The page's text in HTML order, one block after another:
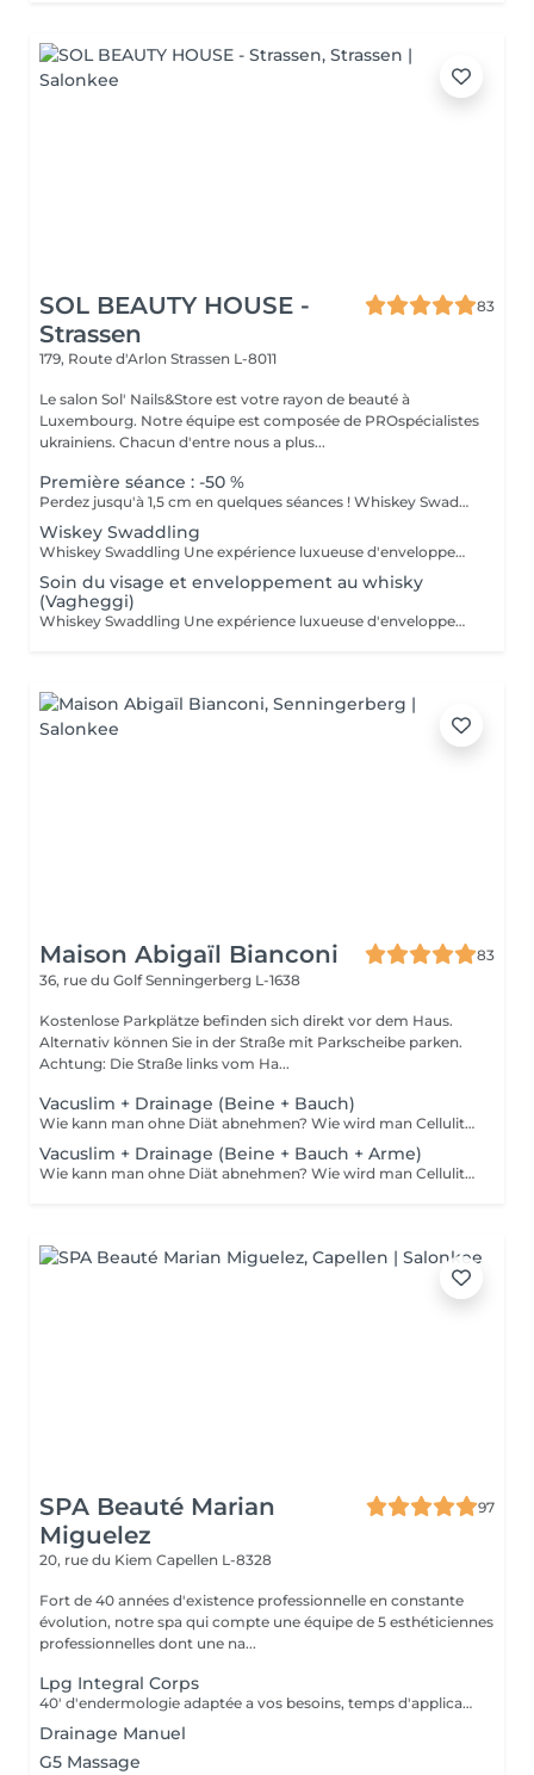
SOL BEAUTY HOUSE -
Strassen
83
179, Route d'Arlon Strassen L-8011
Le salon Sol' Nails&Store est votre rayon de beauté à
Luxembourg. Notre équipe est composée de PROspécialistes
ukrainiens. Chacun d'entre nous a plus...
Première séance : -50 %
Perdez jusqu'à 1,5 cm en quelques séances ! Whiskey Swaddling - Une expérience de soin corporel luxueuse en institut Envie de vous faire plaisir tout en obtenant de vrais résultats ? Notre soin Whiskey Swaddling est bien plus qu'un simple enveloppement corporel : c'est un rituel complet conçu pour détoxifier, tonifier et nourrir votre peau en profondeur. Nous adaptons l'enveloppement à vos besoins à l'aide de formules riches en actifs, puis nous vous enveloppons dans des bandages, un film et de la chaleur pour optimiser les résultats. Le doux contraste de température, associé à des actifs puissants, fait des merveilles, et les résultats parlent d'eux-mêmes : Bienfaits : Détoxification du corps et perte de centimètres Une peau plus ferme et plus lisse Amélioration de la tonicité et de la circulation Envie d'enrichir votre expérience ? Ajoutez un soin du visage pendant l'enveloppement et un massage de drainage lymphatique après celui-ci pour booster la détoxification, améliorer la circulation et doubler l'efficacité de votre soin. Faites de ce moment une expérience pour tout le corps !
Wiskey Swaddling
Whiskey Swaddling Une expérience luxueuse d'enveloppement corporel digne d'un spa Envie de vous faire plaisir tout en obtenant de véritables résultats ? Notre soin « Whiskey Swaddling » est bien plus qu'un simple enveloppement corporel : c'est un rituel complet conçu pour détoxifier, tonifier et nourrir votre peau en profondeur. Nous adaptons l'enveloppement à vos besoins à l'aide de formules riches en principes actifs, puis nous vous enveloppons dans des bandages, un film plastique et une source de chaleur pour optimiser les résultats. Le doux contraste de température, associé à des actifs puissants, fait des merveilles et les résultats parlent d'eux-mêmes : Bienfaits : Détoxification du corps et perte de centimètres Une peau plus ferme et plus lisse Amélioration de la tonicité et de la circulation sanguine
Soin du visage et enveloppement au whisky
(Vagheggi)
Whiskey Swaddling Une expérience luxueuse d'enveloppement corporel en spa Envie de vous faire plaisir tout en obtenant de véritables résultats ? Notre Whiskey Swaddling est bien plus qu'un simple enveloppement corporel : c'est un rituel complet conçu pour détoxifier, tonifier et nourrir votre peau en profondeur. Nous adaptons l'enveloppement à vos besoins à l'aide de formules riches en principes actifs, puis nous vous enveloppons dans des bandages, un film plastique et une source de chaleur pour optimiser les résultats. Le doux contraste de température, associé à des actifs puissants, fait des merveilles et les résultats parlent d'eux-mêmes : Bienfaits : Détoxification du corps et perte de centimètres Une peau plus ferme et plus lisse Amélioration de la tonicité et de la circulation sanguine Envie d'enrichir votre expérience ? Pendant que votre corps se détend, pourquoi ne pas prendre soin de votre visage également ? Nous vous recommandons un soin du visage nourrissant utilisant les produits de soin professionnels Vagheggi.
Maison Abigaïl Bianconi
83
36, rue du GolfSenningerberg L-1638
Kostenlose Parkplätze befinden sich direkt vor dem Haus.
Alternativ können Sie in der Straße mit Parkscheibe parken.
Achtung: Die Straße links vom Ha...
Vacuslim + Drainage (Beine + Bauch)
Wie kann man ohne Diät abnehmen? Wie wird man Cellulite los ganz ohne Sport? Und was, wenn deine Haut ganz natürlich schöner, glatter und straffer werden könnte? Entdecke Vacuslim 48 eine innovative, nicht-invasive Methode, die mit Vakuumverpackung arbeitet, um die natürlichen Funktionen deines Körpers zu stimulieren. Dank der schnellen und tiefen Aufnahme hochwirksamer Aktivstoffe sind sichtbare Ergebnisse bereits nach der ersten Anwendung möglich. Die Vorteile von Vacuslim 48: Sichtbare Reduktion von Cellulite Gezielte Körperformung Intensive Hautstraffung Seidige, glatte und elastische Haut Sichtbar gemilderte Dehnungsstreifen Bis zu 8 bis 19 cm Umfangsverlust (Durchschnitt mehrerer gemessener Zonen) nach nur einer Anwendung Kann als eigenständige Behandlung oder zwischen zwei Maderotherapie-Sitzungen angewendet werden, um die Ergebnisse zu maximieren und zu verlängern. Gönn deinem Körper eine umfassende Pflege ohne Schmerzen, ohne Sport, ohne Diät. Vacuslim 48 dein neues Ritual für eine schlankere Silhouette und strahlende Haut.
Vacuslim + Drainage (Beine + Bauch + Arme)
Wie kann man ohne Diät abnehmen? Wie wird man Cellulite los ganz ohne Sport? Und was, wenn deine Haut ganz natürlich schöner, glatter und straffer werden könnte? Entdecke Vacuslim 48 eine innovative, nicht-invasive Methode, die mit Vakuumverpackung arbeitet, um die natürlichen Funktionen deines Körpers zu stimulieren. Dank der schnellen und tiefen Aufnahme hochwirksamer Aktivstoffe sind sichtbare Ergebnisse bereits nach der ersten Anwendung möglich. Die Vorteile von Vacuslim 48: Sichtbare Reduktion von Cellulite Gezielte Körperformung Intensive Hautstraffung Seidige, glatte und elastische Haut Sichtbar gemilderte Dehnungsstreifen Bis zu 8 bis 19 cm Umfangsverlust (Durchschnitt mehrerer gemessener Zonen) nach nur einer Anwendung Kann als eigenständige Behandlung oder zwischen zwei Maderotherapie-Sitzungen angewendet werden, um die Ergebnisse zu maximieren und zu verlängern. Gönn deinem Körper eine umfassende Pflege ohne Schmerzen, ohne Sport, ohne Diät. Vacuslim 48 dein neues Ritual für eine schlankere Silhouette und strahlende Haut.
SPA Beauté Marian
Miguelez
97
20, rue du Kiem Capellen L-8328
Fort de 40 années d'existence professionnelle en constante
évolution, notre spa qui compte une équipe de 5 esthéticiennes
professionnelles dont une na...
Lpg Integral Corps
40' d'endermologie adaptée a vos besoins, temps d'application de crème avant/après et enfilage endermowear inclus.
Drainage Manuel
G5 Massage